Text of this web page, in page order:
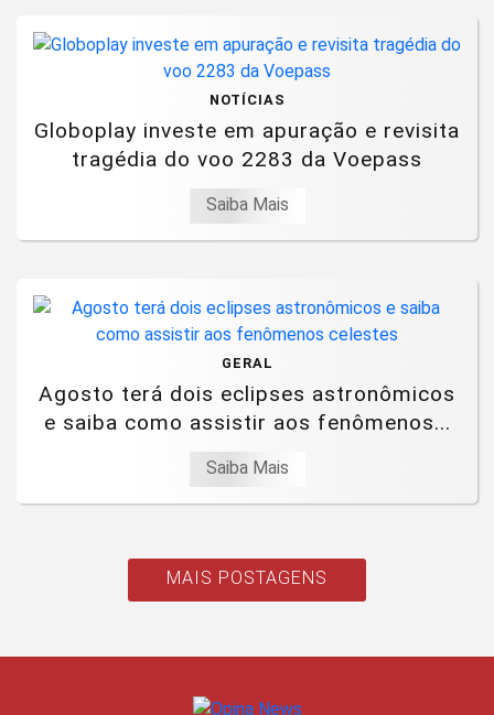
NOTÍCIAS
Globoplay investe em apuração e revisita
tragédia do voo 2283 da Voepass
Saiba Mais
GERAL
Agosto terá dois eclipses astronômicos
e saiba como assistir aos fenômenos...
Saiba Mais
MAIS POSTAGENS